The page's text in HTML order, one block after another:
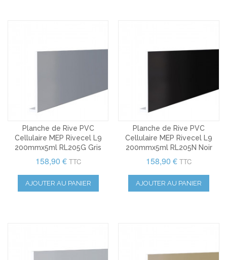
Planche de Rive PVC
Cellulaire MEP Rivecel L9
200mmx5ml RL205G Gris
158,90 € TTC
AJOUTER AU PANIER
Planche de Rive PVC
Cellulaire MEP Rivecel L9
200mmx5ml RL205N Noir
158,90 € TTC
AJOUTER AU PANIER